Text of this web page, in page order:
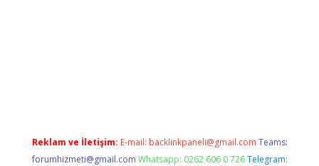
Reklam ve İletişim: E-mail: backlinkpaneli@gmail.com Teams:
forumhizmeti@gmail.com Whatsapp: 0262 606 0 726 Telegram: